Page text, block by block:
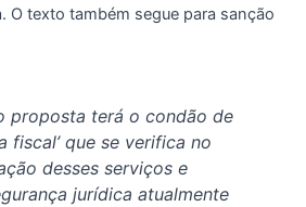
O texto também segue para sanção
proposta terá o condão de
fiscal’ que se verifica no
desses serviços e
jurídica atualmente